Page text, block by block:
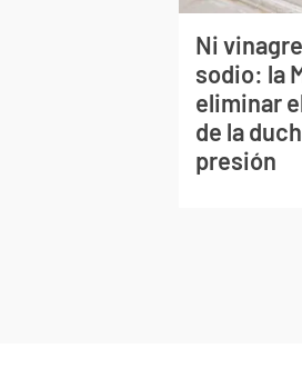
Ni
sodio: la
eliminar
de la
presión